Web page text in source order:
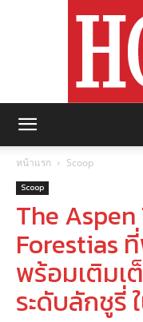
หน้าแรก Scoop
Scoop
The Aspen
Forestias
พร้อมเติม
ระดับลักชูรี่